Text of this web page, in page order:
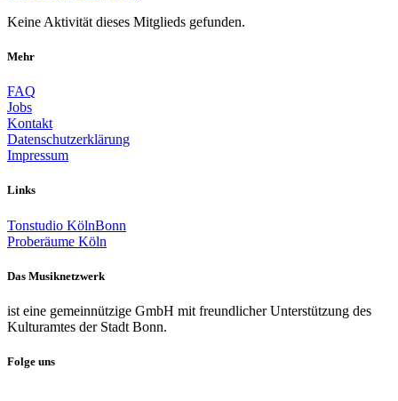
Keine Aktivität dieses Mitglieds gefunden.
Mehr
FAQ
Jobs
Kontakt
Datenschutzerklärung
Impressum
Links
Tonstudio KölnBonn
Proberäume Köln
Das Musiknetzwerk
ist eine gemeinnützige GmbH mit freundlicher Unterstützung des
Kulturamtes der Stadt Bonn.
Folge uns